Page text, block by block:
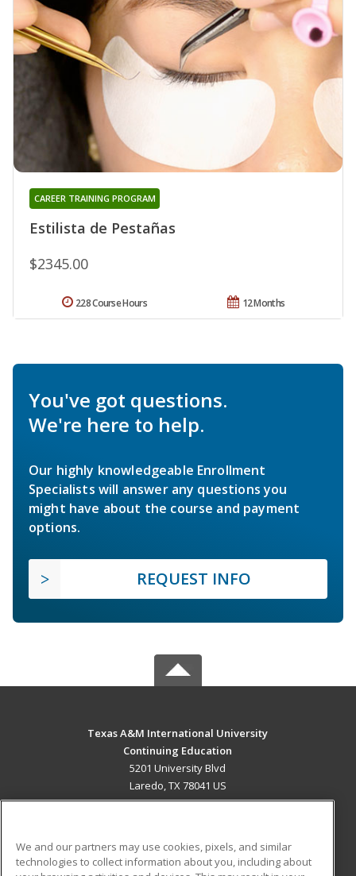
Estilista de Pestañas
CAREER TRAINING PROGRAM
$2345.00
12 Months
228 Course Hours
You've got questions.
We're here to help.
Our highly knowledgeable Enrollment
Specialists will answer any questions you
might have about the course and payment
options.
REQUEST INFO
Texas A&M International University
Continuing Education
5201 University Blvd
Laredo, TX 78041 US
We and our partners may use cookies, pixels, and similar
technologies to collect information about you, including about